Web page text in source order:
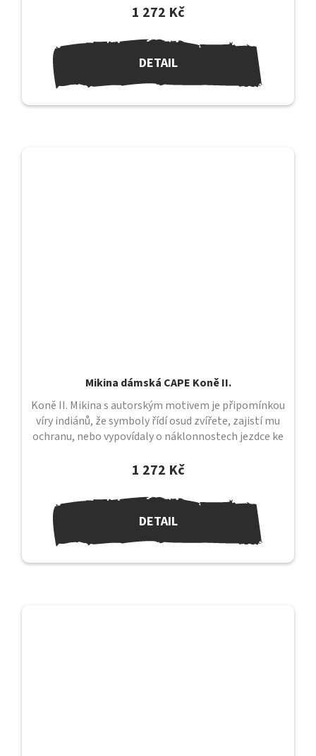
1 272 Kč
DETAIL
Mikina dámská CAPE Koně II.
1 272 Kč
DETAIL
Koně II. Mikina s autorským motivem je připomínkou
víry indiánů, že symboly řídí osud zvířete, zajistí mu
ochranu, nebo vypovídaly o náklonnostech jezdce ke